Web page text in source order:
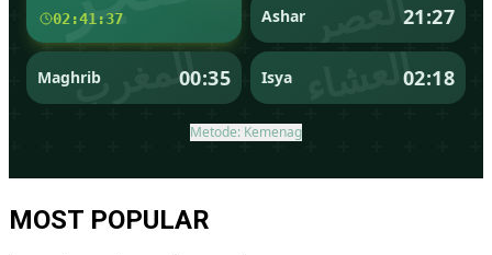
MOST POPULAR